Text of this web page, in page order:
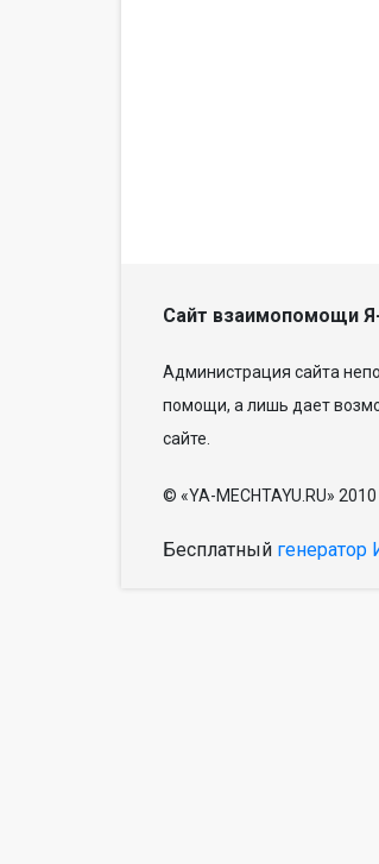
Сайт взаимопомощи
Администрация сайта
помощи, а лишь дает
сайте.
© «YA-MECHTAYU.RU»
Бесплатный генератор